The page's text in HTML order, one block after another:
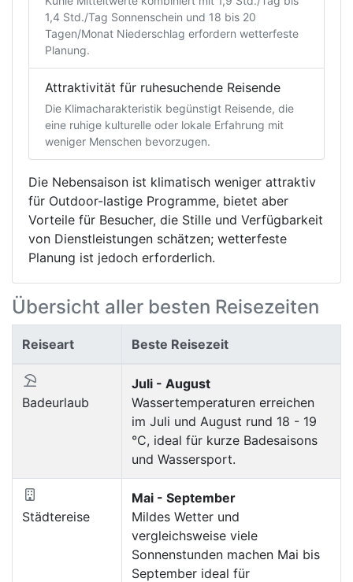
1,4 Std./Tag Sonnenschein und 18 bis 20
Tagen/Monat Niederschlag erfordern wetterfeste
Planung.
Attraktivität für ruhesuchende Reisende
Die Klimacharakteristik begünstigt Reisende, die
eine ruhige kulturelle oder lokale Erfahrung mit
weniger Menschen bevorzugen.
Die Nebensaison ist klimatisch weniger attraktiv
für Outdoor-lastige Programme, bietet aber
Vorteile für Besucher, die Stille und Verfügbarkeit
von Dienstleistungen schätzen; wetterfeste
Planung ist jedoch erforderlich.
Übersicht aller besten Reisezeiten
Reiseart Beste Reisezeit
Badeurlaub
Juli - August
Wassertemperaturen erreichen
im Juli und August rund 18 - 19
°C, ideal für kurze Badesaisons
und Wassersport.
Städtereise
Mai - September
Mildes Wetter und
vergleichsweise viele
Sonnenstunden machen Mai bis
September ideal für